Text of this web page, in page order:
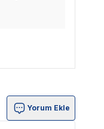
Yorum Ekle